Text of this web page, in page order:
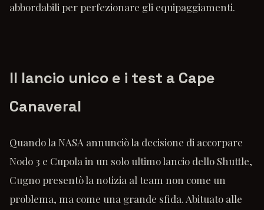
abbordabili per perfezionare gli equipaggiamenti.
Il lancio unico e i test a Cape
Canaveral
Quando la NASA annunciò la decisione di accorpare
Nodo 3 e Cupola in un solo ultimo lancio dello Shuttle,
Cugno presentò la notizia al team non come un
problema, ma come una grande sfida. Abituato alle